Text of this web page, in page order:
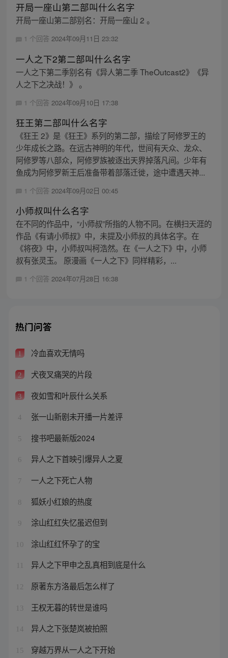
开局一座山第二部叫什么名字
开局一座山第二部别名：开局一座山 2 。
1 个回答 2024年09月11日 23:32
一人之下2第二部叫什么名字
一人之下第二季别名有《异人第二季 TheOutcast2》《异
人之下之决战！》 。
1 个回答 2024年09月10日 17:38
狂王第二部叫什么名字
《狂王 2》是《狂王》系列的第二部，描绘了阿修罗王的
少年成长之路。在远古神明的年代，世间有天众、龙众、
阿修罗等八部众，阿修罗族被逐出天界掉落凡间。少年有
鱼成为阿修罗新王后准备带着部落迁徙，途中遭遇天神...
1 个回答 2024年09月02日 00:45
小师叔叫什么名字
在不同的作品中，“小师叔”所指的人物不同。在横扫天涯的
作品《有请小师叔》中，未提及小师叔的具体名字。在
《将夜》中，小师叔叫柯浩然。在《一人之下》中，小师
叔有张灵玉。 原漫画《一人之下》同样精彩，...
1 个回答 2024年07月28日 16:38
热门问答
1 冷血喜欢无情吗
2 犬夜叉痛哭的片段
3 夜如雪和叶辰什么关系
4 张一山新剧未开播一片差评
5 搜书吧最新版2024
6 异人之下首映引爆异人之夏
7 一人之下死亡人物
8 狐妖小红娘的热度
9 涂山红红失忆虽迟但到
10 涂山红红怀孕了的宝
异人之下甲申之乱真相到底是什么
12 原著东方洛最后怎么样了
13 王权无暮的转世是谁吗
14 异人之下张楚岚被拍照
15 穿越万界从一人之下开始